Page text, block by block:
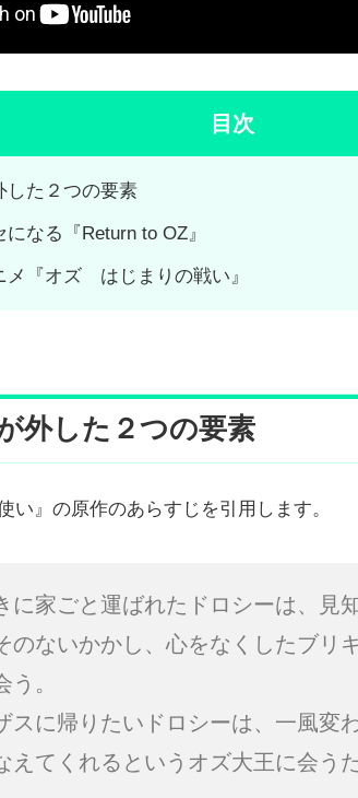
目次
した２つの要素
なる『Return to OZ』
メ『オズ はじまりの戦い』
外した２つの要素
い』の原作のあらすじを引用します。
に家ごと運ばれたドロシーは、見
のないかかし、心をなくしたブリ
う。
スに帰りたいドロシーは、一風変
えてくれるというオズ大王に会う